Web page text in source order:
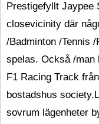
Prestigefyllt Jaypee
closevicinity där
/Badminton /Tennis
spelas. Också /man
F1 Racing Track
bostadshus
sovrum lägenheter